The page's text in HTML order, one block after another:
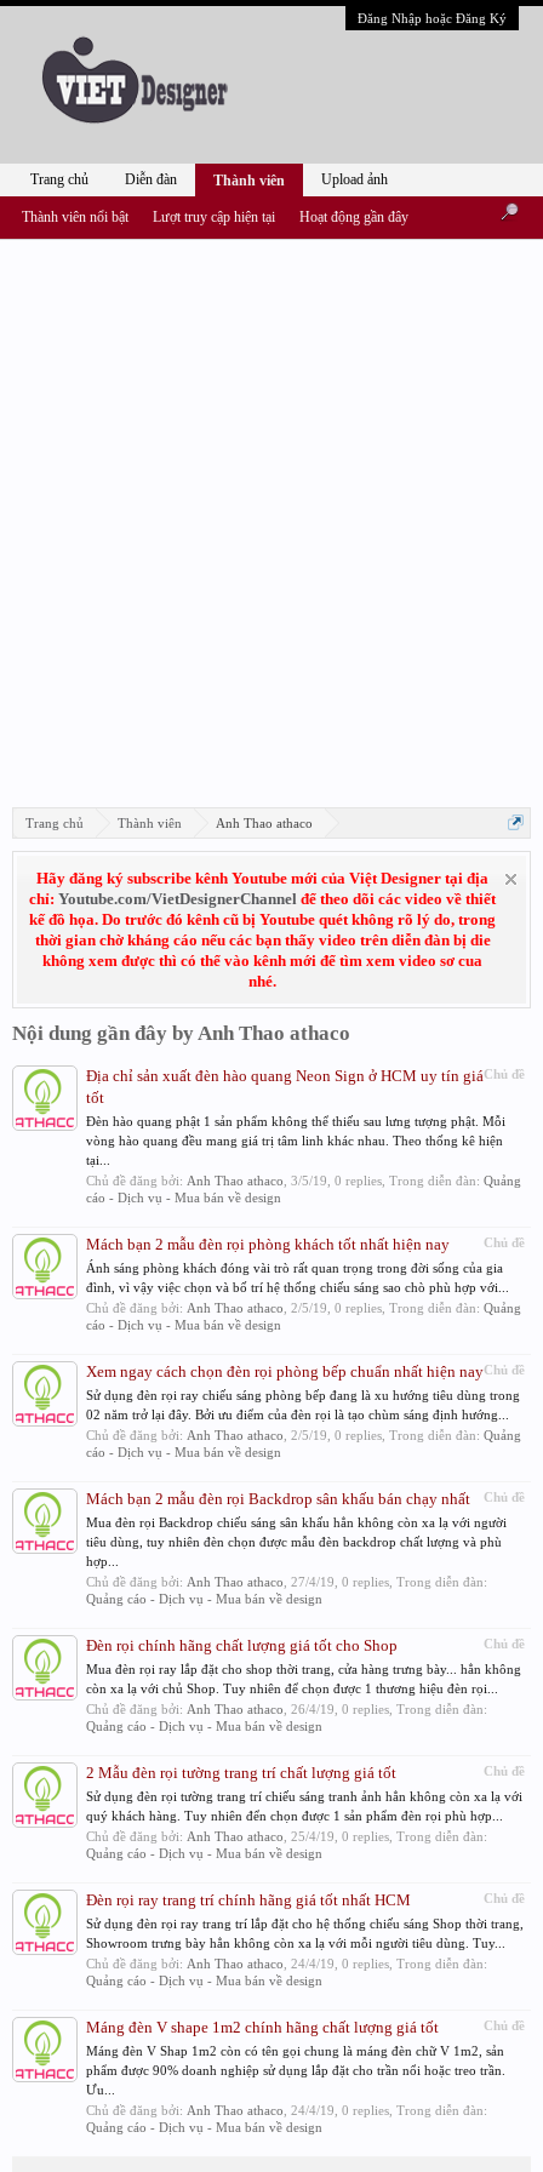
Đăng Nhập hoặc Đăng Ký
Trang chủ Thành viên Anh Thao athaco
Hãy đăng ký subscribe kênh Youtube mới của Việt Designer tại địa
chỉ: Youtube.com/VietDesignerChannel để theo dõi các video về thiết
kế đồ họa. Do trước đó kênh cũ bị Youtube quét không rõ lý do, trong
thời gian chờ kháng cáo nếu các bạn thấy video trên diễn đàn bị die
không xem được thì có thể vào kênh mới để tìm xem video sơ cua
nhé.
Nội dung gần đây by Anh Thao athaco
Chủ đề
Địa chỉ sản xuất đèn hào quang Neon Sign ở HCM uy tín giá
tốt
Đèn hào quang phật 1 sản phẩm không thể thiếu sau lưng tượng phật. Mỗi
vòng hào quang đều mang giá trị tâm linh khác nhau. Theo thống kê hiện
tại...
Chủ đề đăng bởi: Anh Thao athaco 3/5/19 , 0 replies, Trong diễn đàn: Quảng
cáo - Dịch vụ - Mua bán về design
Chủ đề
Mách bạn 2 mẫu đèn rọi phòng khách tốt nhất hiện nay
Ánh sáng phòng khách đóng vài trò rất quan trọng trong đời sống của gia
đình, vì vậy việc chọn và bố trí hệ thống chiếu sáng sao chò phù hợp với...
Chủ đề đăng bởi: Anh Thao athaco 2/5/19 , 0 replies, Trong diễn đàn: Quảng
cáo - Dịch vụ - Mua bán về design
Chủ đề
Xem ngay cách chọn đèn rọi phòng bếp chuẩn nhất hiện nay
Sử dụng đèn rọi ray chiếu sáng phòng bếp đang là xu hướng tiêu dùng trong
02 năm trở lại đây. Bởi ưu điểm của đèn rọi là tạo chùm sáng định hướng...
Chủ đề đăng bởi: Anh Thao athaco 2/5/19 , 0 replies, Trong diễn đàn: Quảng
cáo - Dịch vụ - Mua bán về design
Chủ đề
Mách bạn 2 mẫu đèn rọi Backdrop sân khấu bán chạy nhất
Mua đèn rọi Backdrop chiếu sáng sân khấu hẳn không còn xa lạ với người
tiêu dùng, tuy nhiên đèn chọn được mẫu đèn backdrop chất lượng và phù
hợp...
Chủ đề đăng bởi: Anh Thao athaco 27/4/19 , 0 replies, Trong diễn đàn:
Quảng cáo - Dịch vụ - Mua bán về design
Chủ đề
Đèn rọi chính hãng chất lượng giá tốt cho Shop
Mua đèn rọi ray lắp đặt cho shop thời trang, cửa hàng trưng bày... hẳn không
còn xa lạ với chủ Shop. Tuy nhiên để chọn được 1 thương hiệu đèn rọi...
Chủ đề đăng bởi: Anh Thao athaco 26/4/19 , 0 replies, Trong diễn đàn:
Quảng cáo - Dịch vụ - Mua bán về design
Chủ đề
2 Mẫu đèn rọi tường trang trí chất lượng giá tốt
Sử dụng đèn rọi tường trang trí chiếu sáng tranh ảnh hẳn không còn xa lạ với
quý khách hàng. Tuy nhiên đển chọn được 1 sản phẩm đèn rọi phù hợp...
Chủ đề đăng bởi: Anh Thao athaco 25/4/19 , 0 replies, Trong diễn đàn:
Quảng cáo - Dịch vụ - Mua bán về design
Chủ đề
Đèn rọi ray trang trí chính hãng giá tốt nhất HCM
Sử dụng đèn rọi ray trang trí lắp đặt cho hệ thống chiếu sáng Shop thời trang,
Showroom trưng bày hẳn không còn xa lạ với mỗi người tiêu dùng. Tuy...
Chủ đề đăng bởi: Anh Thao athaco 24/4/19 , 0 replies, Trong diễn đàn:
Quảng cáo - Dịch vụ - Mua bán về design
Chủ đề
Máng đèn V shape 1m2 chính hãng chất lượng giá tốt
Máng đèn V Shap 1m2 còn có tên gọi chung là máng đèn chữ V 1m2, sản
phẩm được 90% doanh nghiệp sử dụng lắp đặt cho trần nổi hoặc treo trần.
Ưu...
Chủ đề đăng bởi: Anh Thao athaco 24/4/19 , 0 replies, Trong diễn đàn:
Quảng cáo - Dịch vụ - Mua bán về design
Trang chủ Diễn đàn Thành viên
Thành viên nổi bật Lượt truy cập hiện tại Hoạt động gần đây
Upload ảnh